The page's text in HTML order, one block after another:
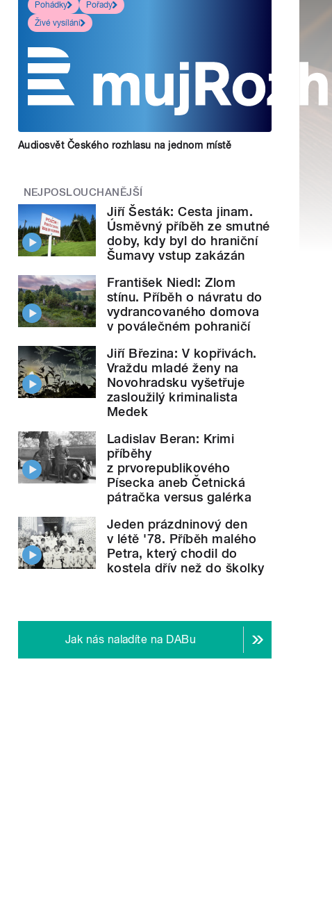
Pohádky
Pořady
Živé vysílání
Audiosvět Českého rozhlasu na jednom místě
NEJPOSLOUCHANĚJŠÍ
Jiří Šesták: Cesta jinam.
Úsměvný příběh ze smutné
doby, kdy byl do hraniční
Šumavy vstup zakázán
František Niedl: Zlom
stínu. Příběh o návratu do
vydrancovaného domova
v poválečném pohraničí
Jiří Březina: V kopřivách.
Vraždu mladé ženy na
Novohradsku vyšetřuje
zasloužilý kriminalista
Medek
Ladislav Beran: Krimi
příběhy
z prvorepublikového
Písecka aneb Četnická
pátračka versus galérka
Jeden prázdninový den
v létě '78. Příběh malého
Petra, který chodil do
kostela dřív než do školky
Jak nás naladíte na DABu